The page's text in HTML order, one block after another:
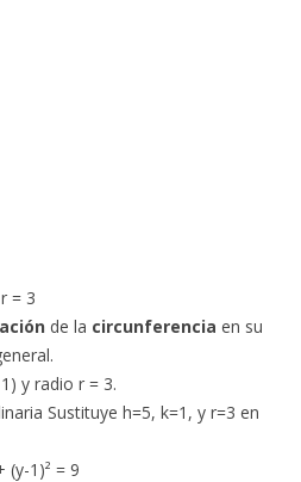
r = 3
de la circunferencia en su
y radio r = 3.
Sustituye h=5, k=1, y r=3 en
(y-1)² = 9